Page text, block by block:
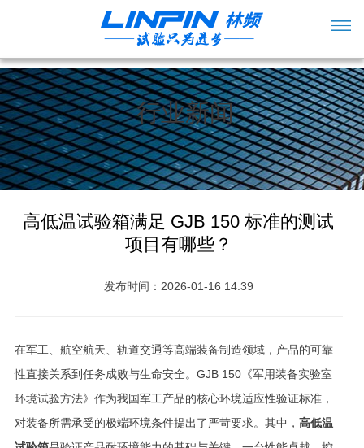
行业新闻
高低温试验箱满足 GJB 150 标准的测试
项目有哪些？
发布时间：2026-01-16 14:39
在军工、航空航天、轨道交通等高端装备制造领域，产品的可靠
性直接关系到任务成败与生命安全。GJB 150《军用装备实验室
环境试验方法》作为我国军工产品的核心环境适应性验证标准，
对装备所需承受的极端环境条件提出了严苛要求。其中， 高低温